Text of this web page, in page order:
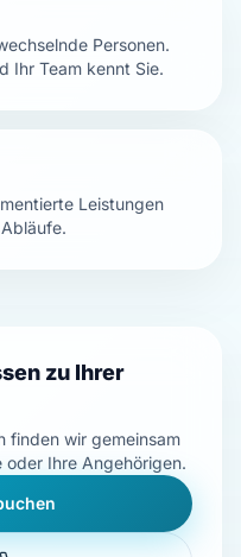
Personen.
Ihr Team kennt Sie.
Leistungen
zu Ihrer
finden wir gemeinsam
Ihre Angehörigen.